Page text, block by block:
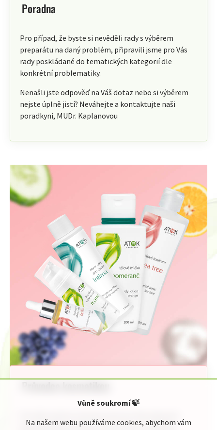
Vůně soukromí🍃
Na našem webu používáme cookies, abychom vám
Poradna
Pro případ, že byste si nevěděli rady s výběrem
preparátu na daný problém, připravili jsme pro Vás
rady poskládané do tematických kategorií dle
konkrétní problematiky.
Nenašli jste odpověď na Váš dotaz nebo si výběrem
nejste úplně jistí? Neváhejte a kontaktujte naši
poradkyni, MUDr. Kaplanovou
jednoduchého průvodce kosmetickou nabídkou